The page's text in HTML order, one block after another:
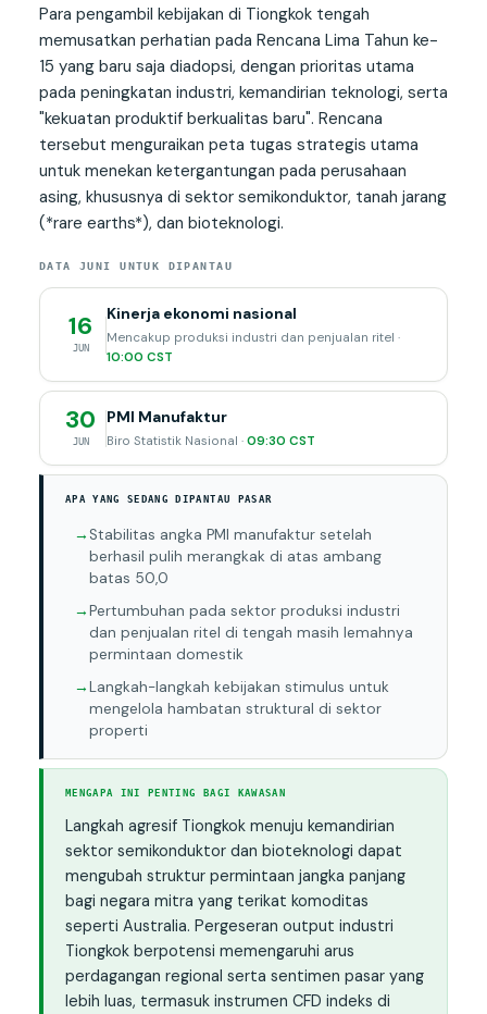
Para pengambil kebijakan di Tiongkok tengah
memusatkan perhatian pada Rencana Lima Tahun ke-
15 yang baru saja diadopsi, dengan prioritas utama
pada peningkatan industri, kemandirian teknologi, serta
"kekuatan produktif berkualitas baru". Rencana
tersebut menguraikan peta tugas strategis utama
untuk menekan ketergantungan pada perusahaan
asing, khususnya di sektor semikonduktor, tanah jarang
(*rare earths*), dan bioteknologi.
DATA JUNI UNTUK DIPANTAU
16
JUN
Kinerja ekonomi nasional
Mencakup produksi industri dan penjualan ritel ·
10:00 CST
30
JUN
PMI Manufaktur
Biro Statistik Nasional · 09:30 CST
APA YANG SEDANG DIPANTAU PASAR
Stabilitas angka PMI manufaktur setelah
berhasil pulih merangkak di atas ambang
batas 50,0
Pertumbuhan pada sektor produksi industri
dan penjualan ritel di tengah masih lemahnya
permintaan domestik
Langkah-langkah kebijakan stimulus untuk
mengelola hambatan struktural di sektor
properti
MENGAPA INI PENTING BAGI KAWASAN
Langkah agresif Tiongkok menuju kemandirian
sektor semikonduktor dan bioteknologi dapat
mengubah struktur permintaan jangka panjang
bagi negara mitra yang terikat komoditas
seperti Australia. Pergeseran output industri
Tiongkok berpotensi memengaruhi arus
perdagangan regional serta sentimen pasar yang
lebih luas, termasuk instrumen CFD indeks di